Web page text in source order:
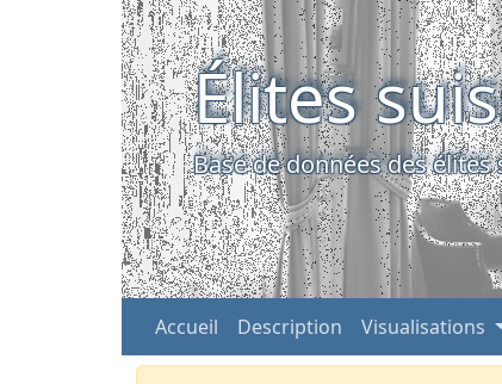
Élites
Base de données des élites
Accueil Description Visualisations